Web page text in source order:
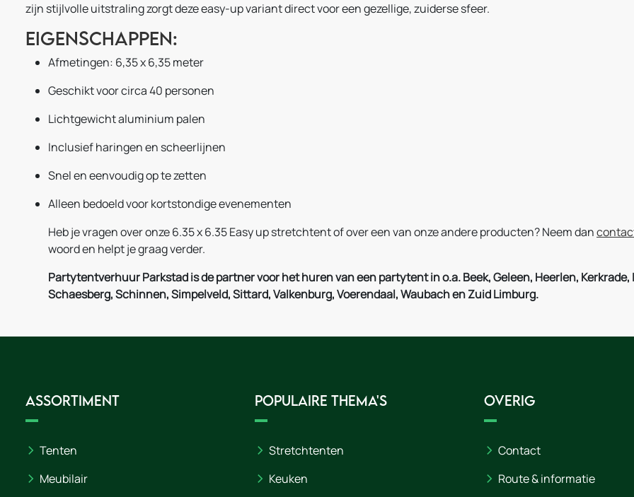
zijn stijlvolle uitstraling zorgt deze easy-up variant direct voor een gezellige, zuiderse sfeer.
Eigenschappen:
Afmetingen: 6,35 x 6,35 meter
Geschikt voor circa 40 personen
Lichtgewicht aluminium palen
Inclusief haringen en scheerlijnen
Snel en eenvoudig op te zetten
Alleen bedoeld voor kortstondige evenementen
Heb je vragen over onze 6.35 x 6.35 Easy up stretchtent of over een van onze andere producten? Neem dan
woord en helpt je graag verder.
Partytentverhuur Parkstad is de partner voor het huren van een partytent in o.a. Beek, Geleen, Heerlen,
Schaesberg, Schinnen, Simpelveld, Sittard, Valkenburg, Voerendaal, Waubach en Zuid Limburg.
Assortiment
Tenten
Meubilair
Populaire thema's
Stretchtenten
Keuken
Overig
Contact
Route & informatie